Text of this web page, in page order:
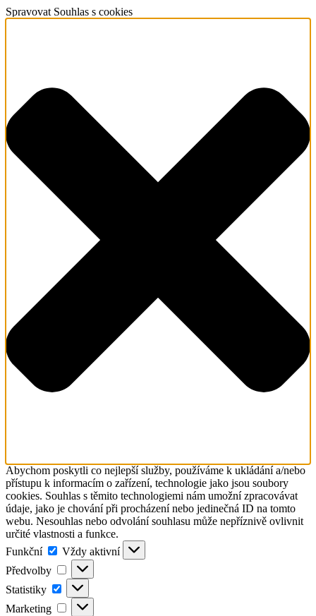
Spravovat Souhlas s cookies
Abychom poskytli co nejlepší služby, používáme k ukládání a/nebo
přístupu k informacím o zařízení, technologie jako jsou soubory
cookies. Souhlas s těmito technologiemi nám umožní zpracovávat
údaje, jako je chování při procházení nebo jedinečná ID na tomto
webu. Nesouhlas nebo odvolání souhlasu může nepříznivě ovlivnit
určité vlastnosti a funkce.
Funkční
Funkční
Vždy aktivní
Předvolby
Předvolby
Statistiky Statistiky
Marketing Marketing